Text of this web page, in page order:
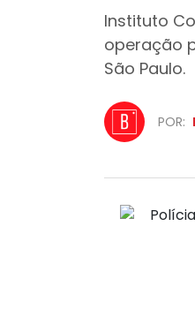
Instituto
operação
São Paulo.
POR: